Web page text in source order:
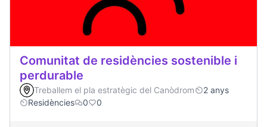
Comunitat de residències sostenible i
perdurable
Treballem el pla estratègic del Canòdrom
2 anys
Residències
0 0